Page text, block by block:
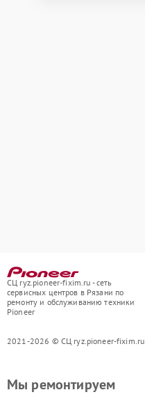
СЦ ryz.pioneer-fixim.ru - сеть
сервисных центров в Рязани по
ремонту и обслуживанию техники
Pioneer
2021-2026 © СЦ ryz.pioneer-fixim.ru
Мы ремонтируем